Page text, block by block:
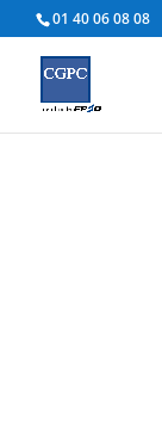
01 40 06 08 08